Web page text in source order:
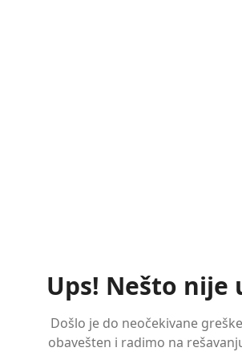
Ups! Nešto nije
Došlo je do neočekivane
obavešten i radimo na